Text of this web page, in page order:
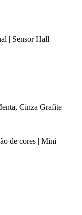
| Sensor Hall
Cinza Grafite
de cores | Mini